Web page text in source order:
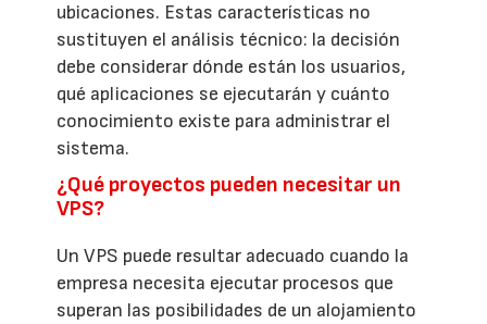
ubicaciones. Estas características no
sustituyen el análisis técnico: la decisión
debe considerar dónde están los usuarios,
qué aplicaciones se ejecutarán y cuánto
conocimiento existe para administrar el
sistema.
¿Qué proyectos pueden necesitar un
VPS?
Un VPS puede resultar adecuado cuando la
empresa necesita ejecutar procesos que
superan las posibilidades de un alojamiento